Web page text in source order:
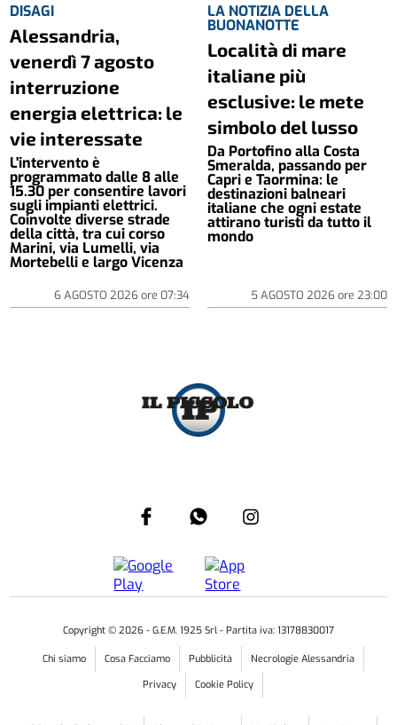
DISAGI
Alessandria,
venerdì 7 agosto
interruzione
energia elettrica: le
vie interessate
L'intervento è
programmato dalle 8 alle
15.30 per consentire lavori
sugli impianti elettrici.
Coinvolte diverse strade
della città, tra cui corso
Marini, via Lumelli, via
Mortebelli e largo Vicenza
6 AGOSTO 2026ore 07:34
LA NOTIZIA DELLA
BUONANOTTE
Località di mare
italiane più
esclusive: le mete
simbolo del lusso
Da Portofino alla Costa
Smeralda, passando per
Capri e Taormina: le
destinazioni balneari
italiane che ogni estate
attirano turisti da tutto il
mondo
5 AGOSTO 2026ore 23:00
Copyright © 2026 - G.E.M. 1925 Srl - Partita iva: 13178830017
Chi siamo Cosa Facciamo Pubblicità
Necrologie Alessandria
Privacy
Cookie Policy